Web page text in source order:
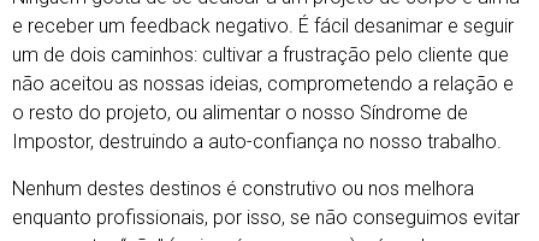
e receber um feedback negativo. É fácil desanimar e seguir
um de dois caminhos: cultivar a frustração pelo cliente que
não aceitou as nossas ideias, comprometendo a relação e
o resto do projeto, ou alimentar o nosso Síndrome de
Impostor, destruindo a auto-confiança no nosso trabalho.
Nenhum destes destinos é construtivo ou nos melhora
enquanto profissionais, por isso, se não conseguimos evitar